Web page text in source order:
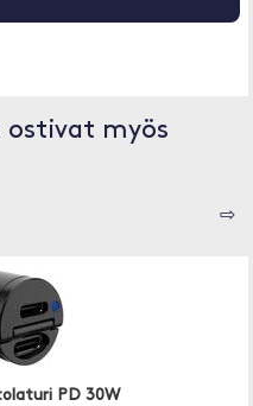
ostivat myös
⇨
PD 30W